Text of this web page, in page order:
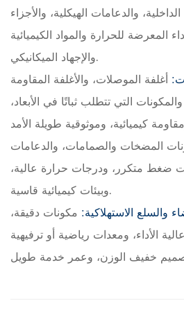
والدعامات الهيكلية، والأجزاء
المعرضة للحرارة والمواد الكيميائية
والإجهاد الميكانيكي.
أغلفة الموصلات، والأغلفة المقاومة
التي تتطلب ثباتًا في الأبعاد،
المضخات والصمامات، والدعامات
ضغط متكرر، ودرجات حرارة عالية،
وبيئات كيميائية قاسية.
والسلع الاستهلاكية: مكونات دقيقة،
الأداء، ومعدات رياضية أو ترفيهية